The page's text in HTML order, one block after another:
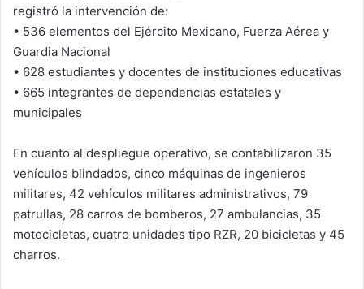
registró la intervención de:
• 536 elementos del Ejército Mexicano, Fuerza Aérea y
Guardia Nacional
• 628 estudiantes y docentes de instituciones educativas
• 665 integrantes de dependencias estatales y
municipales
En cuanto al despliegue operativo, se contabilizaron 35
vehículos blindados, cinco máquinas de ingenieros
militares, 42 vehículos militares administrativos, 79
patrullas, 28 carros de bomberos, 27 ambulancias, 35
motocicletas, cuatro unidades tipo RZR, 20 bicicletas y 45
charros.